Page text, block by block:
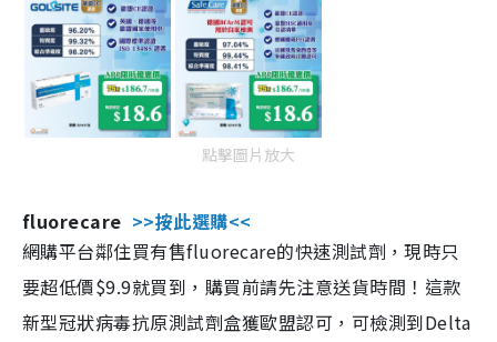
點擊圖片放大
fluorecare >>按此選購<<
網購平台鄰住買有售fluorecare的快速測試劑，現時只
要超低價$9.9就買到，購買前請先注意送貨時間！這款
新型冠狀病毒抗原測試劑盒獲歐盟認可，可檢測到Delta